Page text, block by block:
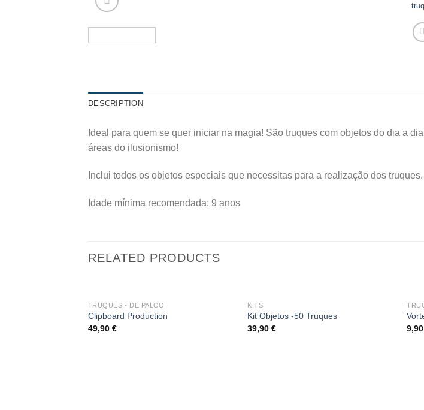
DESCRIPTION
Ideal para quem se quer iniciar na magia! São truques com objetos do dia a
áreas do ilusionismo!
Inclui todos os objetos especiais que necessitas para a realização dos truques.
Idade mínima recomendada: 9 anos
RELATED PRODUCTS
TRUQUES - DE PALCO
Clipboard Production
49,90 €
KITS
Kit Objetos -50 Truques
39,90€